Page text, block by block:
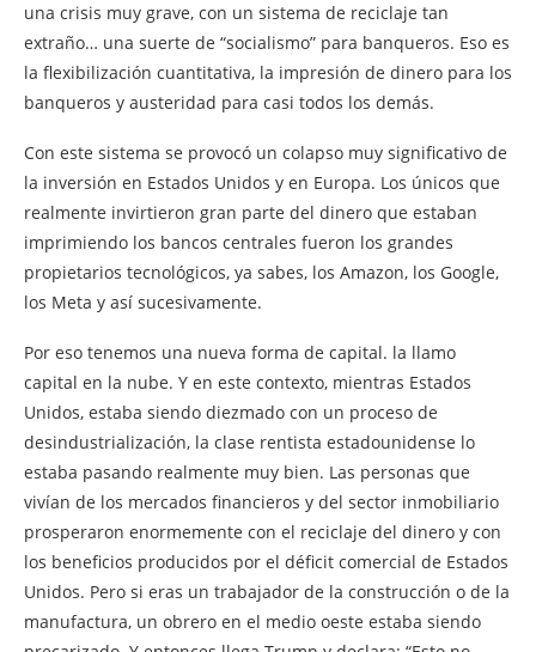
una crisis muy grave, con un sistema de reciclaje tan
extraño… una suerte de “socialismo” para banqueros. Eso es
la flexibilización cuantitativa, la impresión de dinero para los
banqueros y austeridad para casi todos los demás.
Con este sistema se provocó un colapso muy significativo de
la inversión en Estados Unidos y en Europa. Los únicos que
realmente invirtieron gran parte del dinero que estaban
imprimiendo los bancos centrales fueron los grandes
propietarios tecnológicos, ya sabes, los Amazon, los Google,
los Meta y así sucesivamente.
Por eso tenemos una nueva forma de capital. la llamo
capital en la nube. Y en este contexto, mientras Estados
Unidos, estaba siendo diezmado con un proceso de
desindustrialización, la clase rentista estadounidense lo
estaba pasando realmente muy bien. Las personas que
vivían de los mercados financieros y del sector inmobiliario
prosperaron enormemente con el reciclaje del dinero y con
los beneficios producidos por el déficit comercial de Estados
Unidos. Pero si eras un trabajador de la construcción o de la
manufactura, un obrero en el medio oeste estaba siendo